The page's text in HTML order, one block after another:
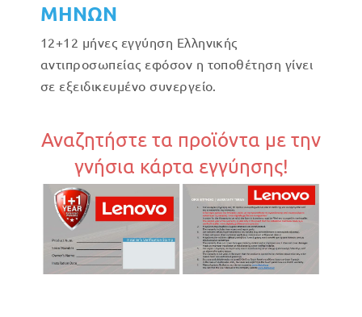
ΜΗΝΩΝ
12+12 μήνες εγγύηση Ελληνικής
αντιπροσωπείας εφόσον η τοποθέτηση γίνει
σε εξειδικευμένο συνεργείο.
Αναζητήστε τα προϊόντα με την
γνήσια κάρτα εγγύησης!